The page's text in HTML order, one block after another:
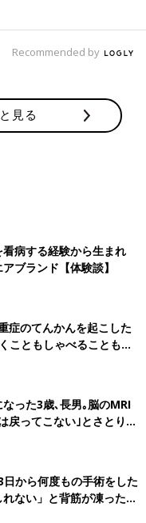
Recommended by
見る
病する経験から生まれ
ブランド【体験談】
症のてんかんを起こした
こともしゃべることもで
った3歳､長男｡脳のMRI
戻ってこない｣とさとり…
ーゾン症候群】
から何度もの手術をした
ない」と背筋が凍ったこ